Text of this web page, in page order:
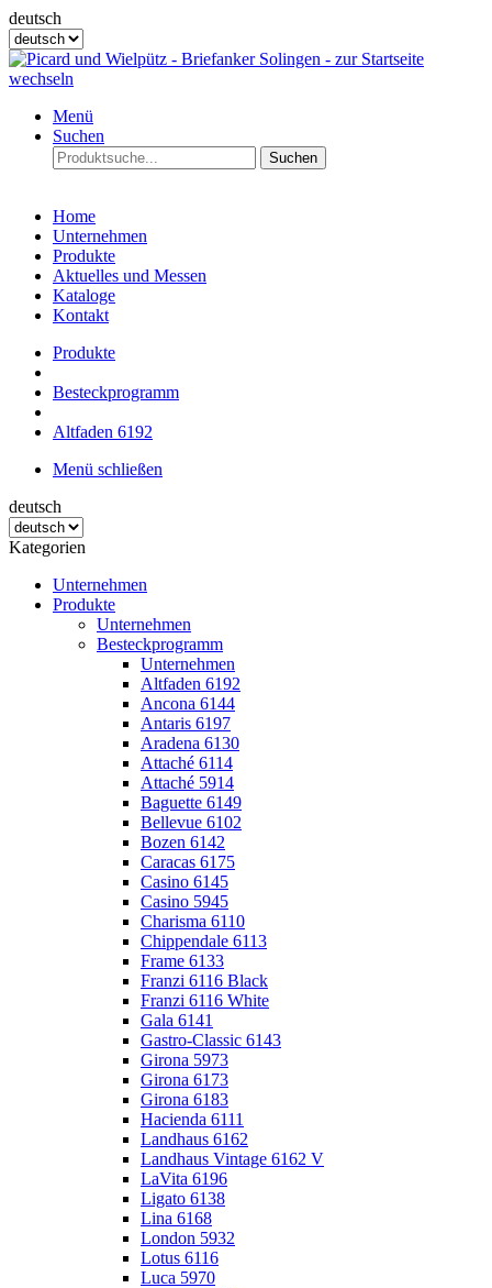
deutsch
Menü
Suchen
Suchen
Home
Unternehmen
Produkte
Aktuelles und Messen
Kataloge
Kontakt
Produkte
Besteckprogramm
Altfaden 6192
Menü schließen
deutsch
Kategorien
Unternehmen
Produkte
Unternehmen
Besteckprogramm
Unternehmen
Altfaden 6192
Ancona 6144
Antaris 6197
Aradena 6130
Attaché 6114
Attaché 5914
Baguette 6149
Bellevue 6102
Bozen 6142
Caracas 6175
Casino 6145
Casino 5945
Charisma 6110
Chippendale 6113
Frame 6133
Franzi 6116 Black
Franzi 6116 White
Gala 6141
Gastro-Classic 6143
Girona 5973
Girona 6173
Girona 6183
Hacienda 6111
Landhaus 6162
Landhaus Vintage 6162 V
LaVita 6196
Ligato 6138
Lina 6168
London 5932
Lotus 6116
Luca 5970